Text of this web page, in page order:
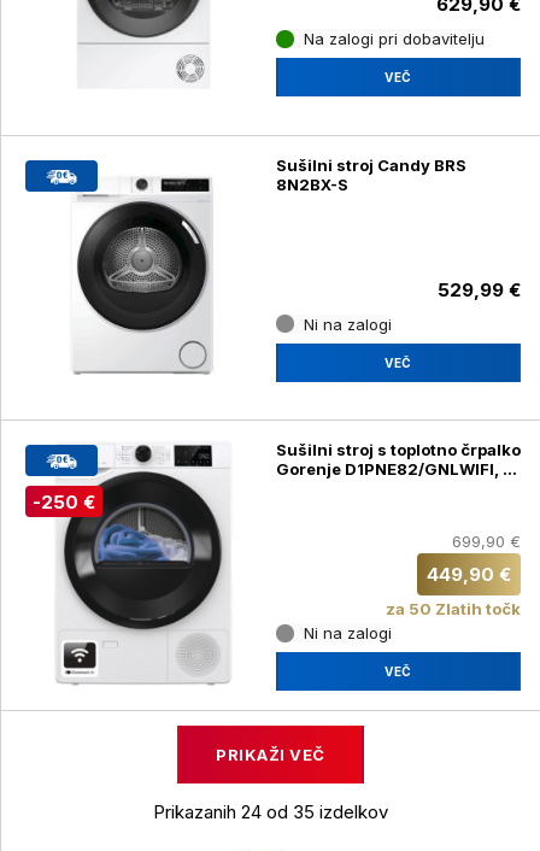
629,90 €
Na zalogi pri dobavitelju
VEČ
Sušilni stroj Candy BRS
8N2BX-S
529,99 €
Ni na zalogi
VEČ
-250 €
Sušilni stroj s toplotno črpalko
Gorenje D1PNE82/GNLWIFI, 8
699,90 €
449,90 €
za 50 Zlatih točk
Ni na zalogi
VEČ
PRIKAŽI VEČ
Prikazanih 24 od 35 izdelkov